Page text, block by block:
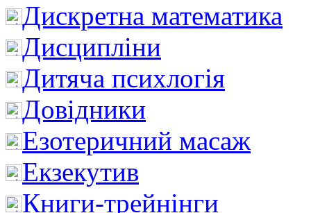
Дискретна математика
Дисципліни
Дитяча психлогія
Довідники
Езотеричний масаж
Екзекутив
Книги-трейнінги